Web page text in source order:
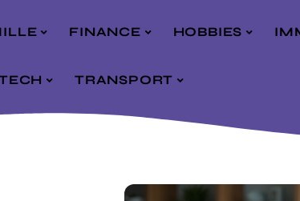
FINANCE HOBBIES
TRANSPORT